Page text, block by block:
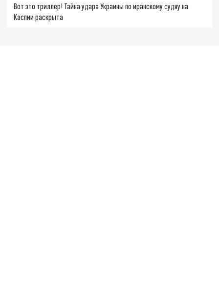
Вот это триллер! Тайна удара Украины по иранскому судну на
Каспии раскрыта